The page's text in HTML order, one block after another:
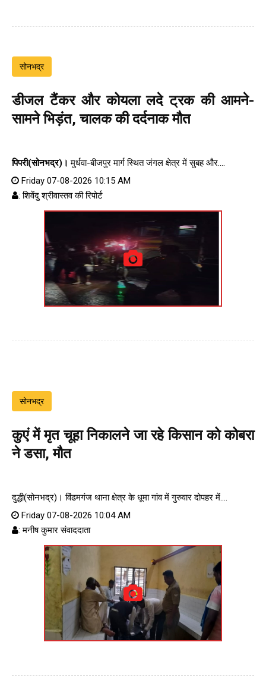
सोनभद्र
डीजल टैंकर और कोयला लदे ट्रक की आमने-
सामने भिड़ंत, चालक की दर्दनाक मौत
पिपरी(सोनभद्र)। मुर्धवा-बीजपुर मार्ग स्थित जंगल क्षेत्र में सुबह और....
Friday 07-08-2026 10:15 AM
: शिवेंदु श्रीवास्तव की रिपोर्ट
सोनभद्र
कुएं में मृत चूहा निकालने जा रहे किसान को कोबरा
ने डसा, मौत
दुद्धी(सोनभद्र)। विंढमगंज थाना क्षेत्र के धूमा गांव में गुरुवार दोपहर में....
Friday 07-08-2026 10:04 AM
: मनीष कुमार संवाददाता